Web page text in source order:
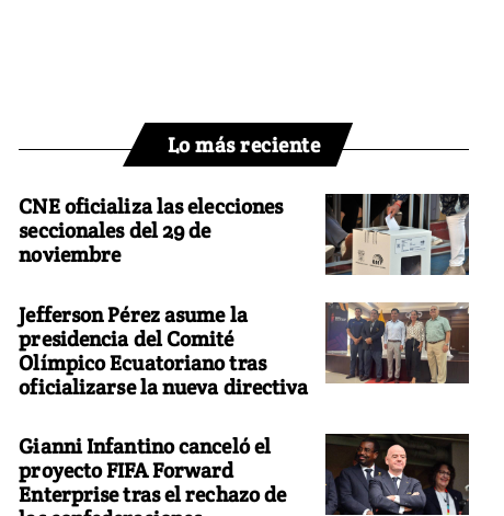
Lo más reciente
CNE oficializa las elecciones
seccionales del 29 de
noviembre
Jefferson Pérez asume la
presidencia del Comité
Olímpico Ecuatoriano tras
oficializarse la nueva directiva
Gianni Infantino canceló el
proyecto FIFA Forward
Enterprise tras el rechazo de